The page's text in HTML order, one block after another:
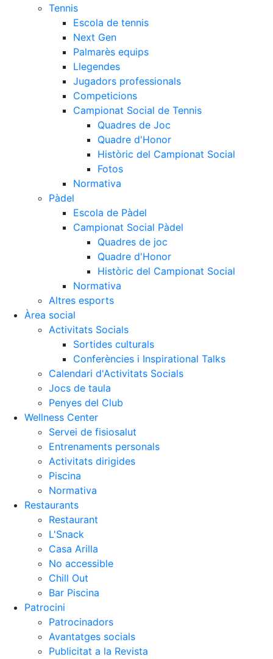
Tennis
Escola de tennis
Next Gen
Palmarès equips
Llegendes
Jugadors professionals
Competicions
Campionat Social de Tennis
Quadres de Joc
Quadre d'Honor
Històric del Campionat Social
Fotos
Normativa
Pàdel
Escola de Pàdel
Campionat Social Pàdel
Quadres de joc
Quadre d'Honor
Històric del Campionat Social
Normativa
Altres esports
Àrea social
Activitats Socials
Sortides culturals
Conferències i Inspirational Talks
Calendari d'Activitats Socials
Jocs de taula
Penyes del Club
Wellness Center
Servei de fisiosalut
Entrenaments personals
Activitats dirigides
Piscina
Normativa
Restaurants
Restaurant
L'Snack
Casa Arilla
No accessible
Chill Out
Bar Piscina
Patrocini
Patrocinadors
Avantatges socials
Publicitat a la Revista